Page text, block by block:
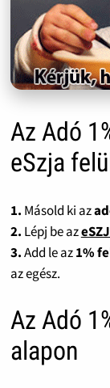
Az Adó
eSzja
1. Másold ki az
2. Lépj be az
3.Add le az1%
az egész.
Az Adó
alapon